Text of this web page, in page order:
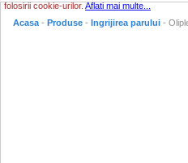
folosirii cookie-urilor.Aflati mai multe...
Acasa - Produse - Ingrijirea parului -